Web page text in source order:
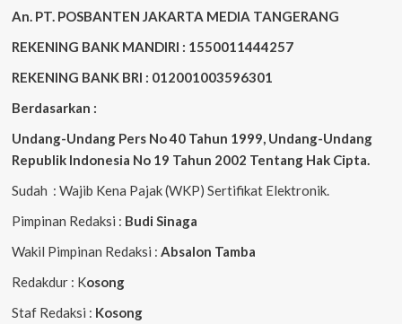
An. PT. POSBANTEN JAKARTA MEDIA TANGERANG
REKENING BANK MANDIRI : 1550011444257
REKENING BANK BRI : 012001003596301
Berdasarkan :
Undang-Undang Pers No 40 Tahun 1999, Undang-Undang
Republik Indonesia No 19 Tahun 2002 Tentang Hak Cipta
Sudah : Wajib Kena Pajak (WKP) Sertifikat Elektronik.
Pimpinan Redaksi : Budi Sinaga
Wakil Pimpinan Redaksi : Absalon Tamba
Redakdur : Kosong
Staf Redaksi : Kosong